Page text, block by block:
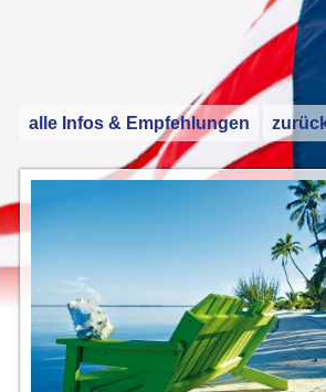
alle Infos & Empfehlungen